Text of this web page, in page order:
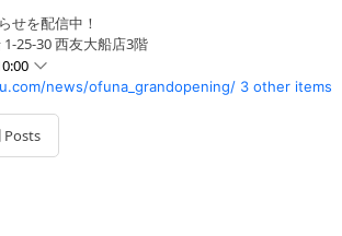
せを配信中！
25-30 西友大船店3階
news/ofuna_grandopening/ 3 other items
Posts